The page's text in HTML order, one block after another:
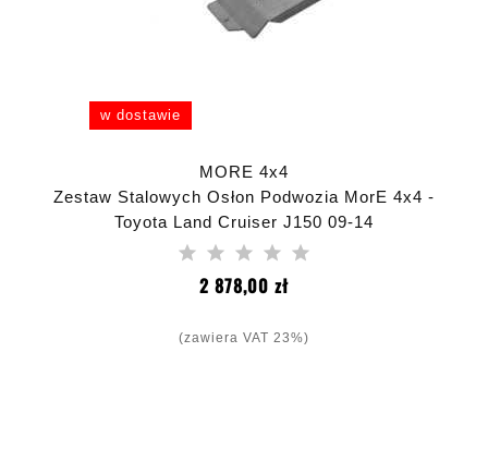
w dostawie
MORE 4x4
Zestaw Stalowych Osłon Podwozia MorE 4x4 -
Toyota Land Cruiser J150 09-14
2 878,00 złCena
(zawiera VAT 23%)